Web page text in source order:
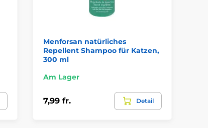
Menforsan natürliches
Repellent Shampoo für Katzen,
300 ml
Am Lager
7,99 fr. Detail